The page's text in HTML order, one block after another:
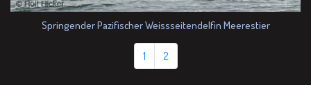
Springender Pazifischer Weissseitendelfin Meerestier
1 2